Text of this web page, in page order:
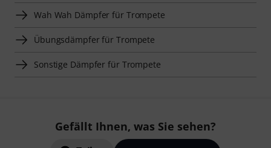
Wah Wah Dämpfer für Trompete
Übungsdämpfer für Trompete
Sonstige Dämpfer für Trompete
Gefällt Ihnen, was Sie sehen?